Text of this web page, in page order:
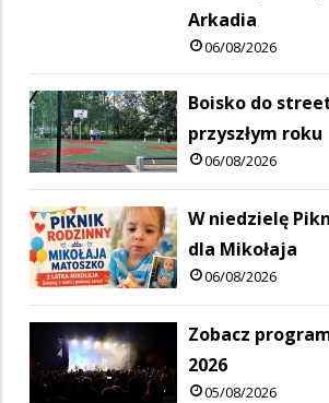
Arkadia
06/08/2026
Boisko do
przyszłym roku
06/08/2026
W niedzielę
dla Mikołaja
06/08/2026
Zobacz
2026
05/08/2026